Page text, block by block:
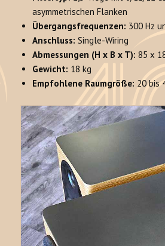
asymmetrischen Flanken
Übergangsfrequenzen: 300 Hz
Anschluss: Single-Wiring
Abmessungen (H x B x T): 85 x
Gewicht: 18 kg
Empfohlene Raumgröße: 20 bis